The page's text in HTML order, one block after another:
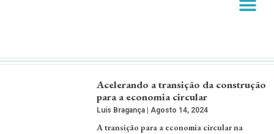
Acelerando a transição da construção
para a economia circular
Luís Bragança Agosto 14, 2024
A transição para a economia circular na